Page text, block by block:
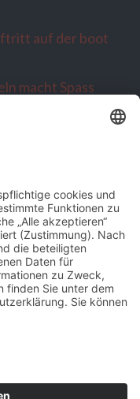
auf der boot
macht Spass